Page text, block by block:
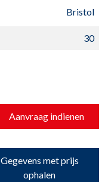
Bristol
30
Aanvraag indienen
Gegevens met prijs
ophalen